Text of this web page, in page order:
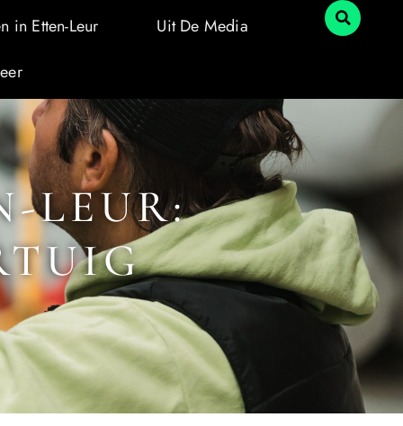
in Etten-Leur
Uit De Media
LEUR: